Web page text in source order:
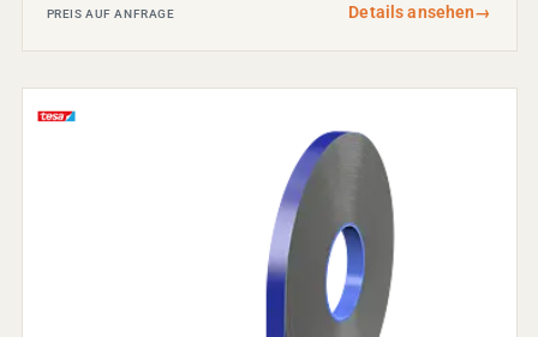
PREIS AUF ANFRAGE Details ansehen→